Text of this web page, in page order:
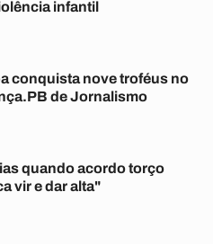
infantil
conquista nove troféus no
de Jornalismo
quando acordo torço
vir e dar alta"